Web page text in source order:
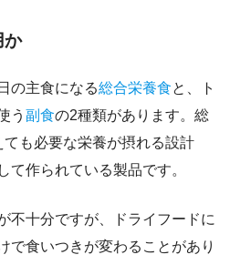
か
の主食になる総合栄養食と、ト
う 副食の2種類があります。総
も必要な栄養が摂れる設計
て作られている製品です。
不十分ですが、ドライフードに
で食いつきが変わることがあり